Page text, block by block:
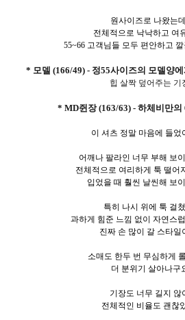
원사이즈로 나왔는데
전체적으로 낙낙하고 여
55~66 고객님들 모두 편안하고
* 모델 (166/49) - 정55사이즈의 모델양
힙 살짝 덮어주는 기
* MD쥔장 (163/63) - 하체비만의
이 셔츠 정말 마음에 들었
어깨나 팔라인 너무 부해 보
전체적으로 여리하게 툭 떨어
입었을 때 훨씬 날씬해 보
특히 나시 위에 툭 걸
과하게 힘준 느낌 없이 자연스
진짜 손 많이 갈 스타일
소매도 한두 번 무심하게
더 분위기 살아나구
기장도 너무 길지 않
전체적인 비율도 괜찮